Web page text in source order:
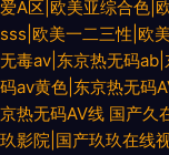
爱A区|欧美亚综合色|
sss|欧美一二三性|欧
无毒av|东京热无码
码av黄色|东京热无码
京热无码AV线 国产久
玖影院|国产玖玖在线